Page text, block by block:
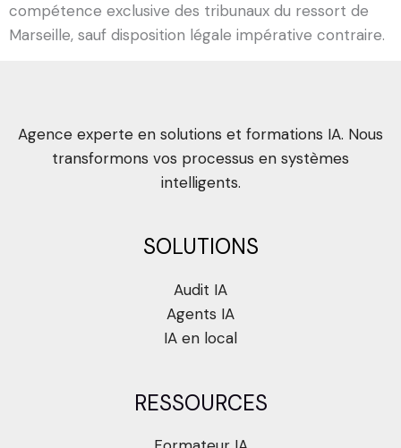
compétence exclusive des tribunaux du ressort de
Marseille, sauf disposition légale impérative contraire.
Agence experte en solutions et formations IA. Nous
transformons vos processus en systèmes
intelligents.
SOLUTIONS
Audit IA
Agents IA
IA en local
RESSOURCES